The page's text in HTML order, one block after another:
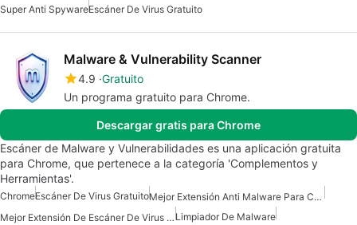
Super Anti SpywareEscáner De Virus Gratuito
Malware & Vulnerability Scanner
4.9 Gratuito
Un programa gratuito para Chrome.
Descargar gratis para Chrome
Escáner de Malware y Vulnerabilidades es una aplicación gratuita
para Chrome, que pertenece a la categoría 'Complementos y
Herramientas'.
ChromeEscáner De Virus Gratuito
Mejor Extensión Anti Malware Para Chrome
Mejor Extensión De Escáner De Virus Para ChromeLimpiador De Malware